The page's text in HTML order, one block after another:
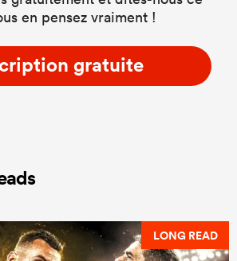
en pensez vraiment !
gratuite
LONG READ